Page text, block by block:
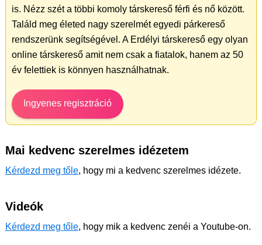
is. Nézz szét a többi komoly társkereső férfi és nő között.
Találd meg életed nagy szerelmét egyedi párkereső
rendszerünk segítségével. A Erdélyi társkereső egy olyan
online társkereső amit nem csak a fiatalok, hanem az 50
év felettiek is könnyen használhatnak.
Ingyenes regisztráció
Mai kedvenc szerelmes idézetem
Kérdezd meg tőle, hogy mi a kedvenc szerelmes idézete.
Videók
Kérdezd meg tőle, hogy mik a kedvenc zenéi a Youtube-on.